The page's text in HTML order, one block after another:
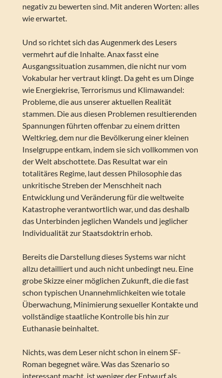
negativ zu bewerten sind. Mit anderen Worten: alles
wie erwartet.
Und so richtet sich das Augenmerk des Lesers
vermehrt auf die Inhalte. Anax fasst eine
Ausgangssituation zusammen, die nicht nur vom
Vokabular her vertraut klingt. Da geht es um Dinge
wie Energiekrise, Terrorismus und Klimawandel:
Probleme, die aus unserer aktuellen Realität
stammen. Die aus diesen Problemen resultierenden
Spannungen führten offenbar zu einem dritten
Weltkrieg, dem nur die Bevölkerung einer kleinen
Inselgruppe entkam, indem sie sich vollkommen von
der Welt abschottete. Das Resultat war ein
totalitäres Regime, laut dessen Philosophie das
unkritische Streben der Menschheit nach
Entwicklung und Veränderung für die weltweite
Katastrophe verantwortlich war, und das deshalb
das Unterbinden jeglichen Wandels und jeglicher
Individualität zur Staatsdoktrin erhob.
Bereits die Darstellung dieses Systems war nicht
allzu detailliert und auch nicht unbedingt neu. Eine
grobe Skizze einer möglichen Zukunft, die die fast
schon typischen Unannehmlichkeiten wie totale
Überwachung, Minimierung sexueller Kontakte und
vollständige staatliche Kontrolle bis hin zur
Euthanasie beinhaltet.
Nichts, was dem Leser nicht schon in einem SF-
Roman begegnet wäre. Was das Szenario so
interessant macht, ist weniger der Entwurf als